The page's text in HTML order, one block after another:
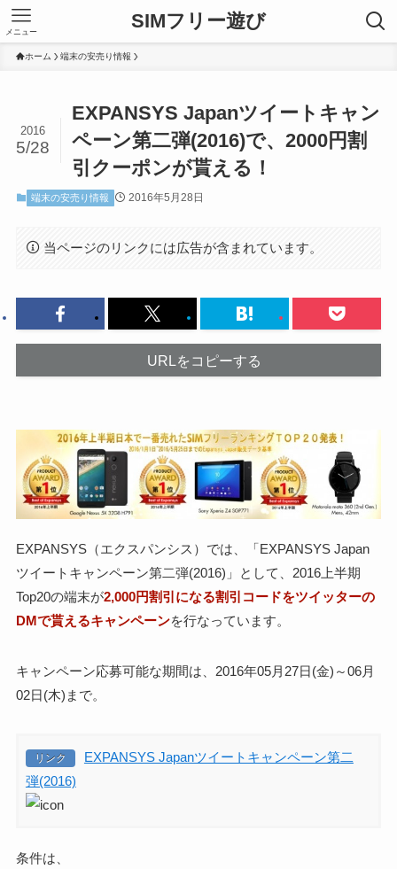
SIMフリー遊び
メニュー
ホーム 端末の安売り情報
EXPANSYS Japanツイートキャン
ペーン第二弾(2016)で、2000円割
引クーポンが貰える！
2016
5/28
端末の安売り情報 2016年5月28日
当ページのリンクには広告が含まれています。
URLをコピーする
EXPANSYS（エクスパンシス）では、「EXPANSYS Japan
ツイートキャンペーン第二弾(2016)」として、2016上半期
Top20の端末が2,000円割引になる割引コードをツイッターの
DMで貰えるキャンペーンを行なっています。
キャンペーン応募可能な期間は、2016年05月27日(金)～06月
02日(木)まで。
リンク
EXPANSYS Japanツイートキャンペーン第二
弾(2016)
条件は、